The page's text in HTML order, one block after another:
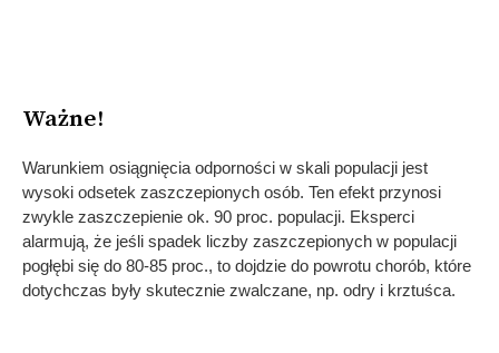
Ważne!
Warunkiem osiągnięcia odporności w skali populacji jest
wysoki odsetek zaszczepionych osób. Ten efekt przynosi
zwykle zaszczepienie ok. 90 proc. populacji. Eksperci
alarmują, że jeśli spadek liczby zaszczepionych w populacji
pogłębi się do 80-85 proc., to dojdzie do powrotu chorób, które
dotychczas były skutecznie zwalczane, np. odry i krztuśca.